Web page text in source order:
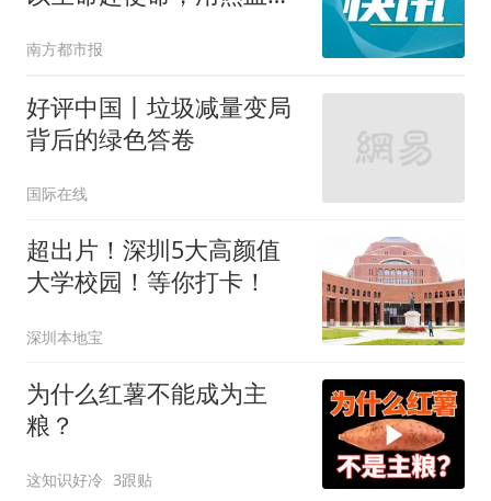
南方都市报
好评中国丨垃圾减量变局
背后的绿色答卷
国际在线
超出片！深圳5大高颜值
大学校园！等你打卡！
深圳本地宝
为什么红薯不能成为主
粮？
这知识好冷 3跟贴